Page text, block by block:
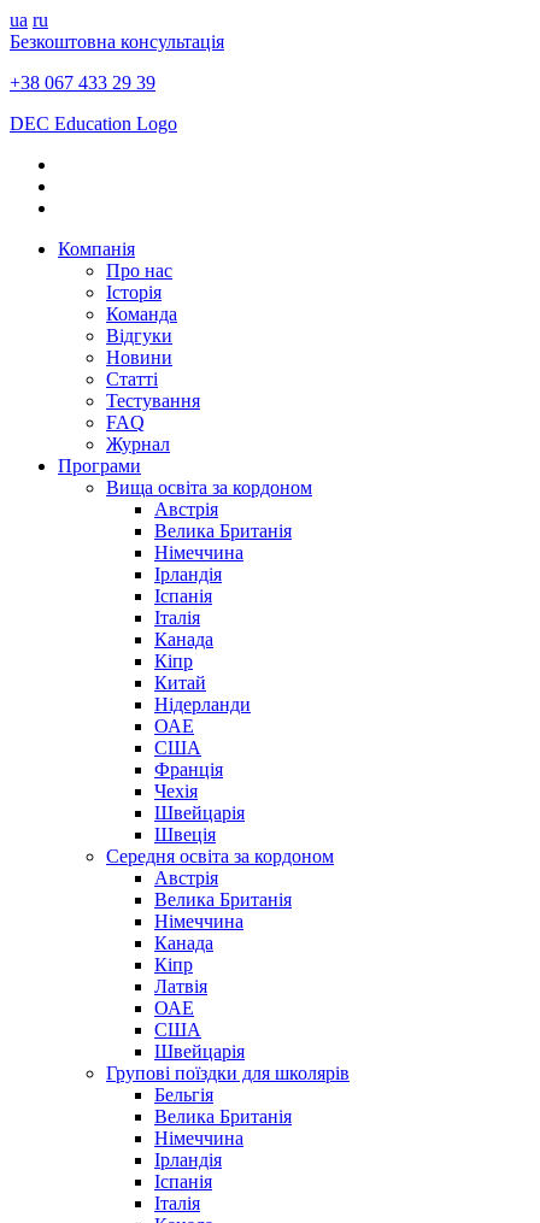
ua ru
Безкоштовна консультація
+38 067 433 29 39
DEC Education Logo
Компанія
Про нас
Історія
Команда
Відгуки
Новини
Статті
Тестування
FAQ
Журнал
Програми
Вища освіта за кордоном
Австрія
Велика Британія
Німеччина
Ірландія
Іспанія
Італія
Канада
Кіпр
Китай
Нідерланди
ОАЕ
США
Франція
Чехія
Швейцарія
Швеція
Середня освіта за кордоном
Австрія
Велика Британія
Німеччина
Канада
Кіпр
Латвія
ОАЕ
США
Швейцарія
Групові поїздки для школярів
Бельгія
Велика Британія
Німеччина
Ірландія
Іспанія
Італія